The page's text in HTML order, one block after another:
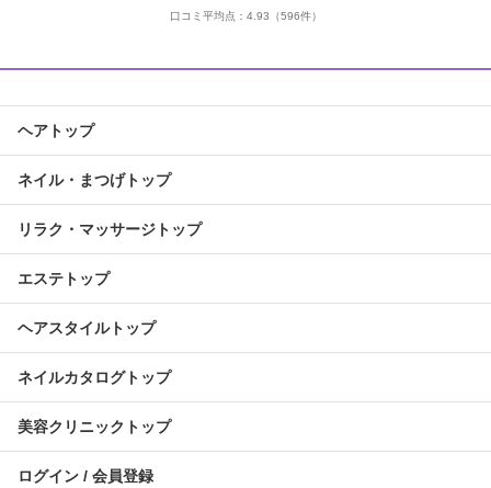
口コミ平均点： 4.93 （596件）
ヘアトップ
ネイル・まつげトップ
リラク・マッサージトップ
エステトップ
ヘアスタイルトップ
ネイルカタログトップ
美容クリニックトップ
ログイン / 会員登録